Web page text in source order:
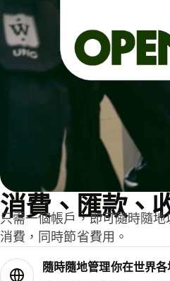
消費、匯款、
只需一個帳戶，即可隨時隨
消費，同時節省費用。
隨時隨地管理你在世界各